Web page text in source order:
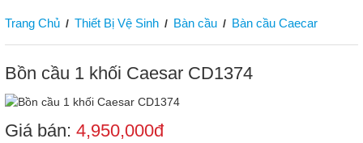
Trang Chủ / Thiết Bị Vệ Sinh / Bàn cầu / Bàn cầu Caecar
Bồn cầu 1 khối Caesar CD1374
Giá bán: 4,950,000đ